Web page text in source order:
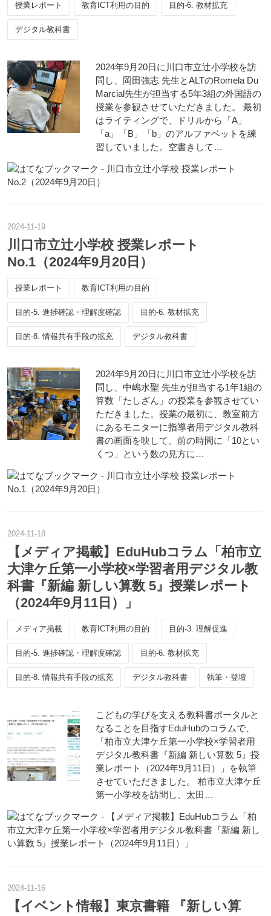
授業レポート 教育ICT利用の目的 目的-6. 教材拡充
デジタル教科書
2024年9月20日に川口市立辻小学校を訪
問し、岡田強志 先生とALTのRomela Du
Marcial先生が担当する5年3組の外国語の
授業を参観させていただきました。 最初
はライティングで、ドリルから「A」
「a」「B」「b」のアルファベットを練
習していました。空書きして…
2024-11-19
川口市立辻小学校 授業レポート
No.1（2024年9月20日）
授業レポート 教育ICT利用の目的
目的-5. 進捗確認・理解度確認 目的-6. 教材拡充
目的-8. 情報共有手段の拡充 デジタル教科書
2024年9月20日に川口市立辻小学校を訪
問し、中嶋水聖 先生が担当する1年1組の
算数「たしざん」の授業を参観させてい
ただきました。授業の最初に、教室前方
にあるモニターに指導者用デジタル教科
書の画面を映して、前の時間に「10とい
くつ」という数の見方に…
2024-11-18
【メディア掲載】EduHubコラム「柏市立
大津ケ丘第一小学校×学習者用デジタル教
科書『新編 新しい算数 5』授業レポート
（2024年9月11日）」
メディア掲載 教育ICT利用の目的 目的-3. 理解促進
目的-5. 進捗確認・理解度確認 目的-6. 教材拡充
目的-8. 情報共有手段の拡充 デジタル教科書 執筆・登壇
こどもの学びを支える教科書ポータルと
なることを目指すEduHubのコラムで、
「柏市立大津ケ丘第一小学校×学習者用
デジタル教科書『新編 新しい算数 5』授
業レポート（2024年9月11日）」を執筆
させていただきました。 柏市立大津ケ丘
第一小学校を訪問し、太田…
2024-11-16
【イベント情報】東京書籍 『新しい算